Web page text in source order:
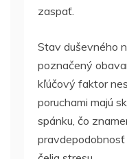
zaspať.
Stav duševného
poznačený
kľúčový faktor
poruchami majú
spánku, čo